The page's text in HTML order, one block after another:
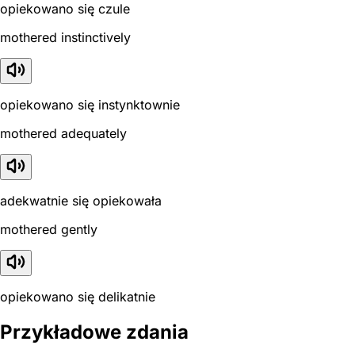
opiekowano się czule
mothered instinctively
opiekowano się instynktownie
mothered adequately
adekwatnie się opiekowała
mothered gently
opiekowano się delikatnie
Przykładowe zdania